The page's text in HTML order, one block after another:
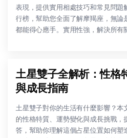
表現，提供實用相處技巧和常見問題
行榜，幫助您全面了解摩羯座，無論
都能得心應手。實用性強，解決所有
土星雙子全解析：性格
與成長指南
土星雙子對你的生活有什麼影響？本
的性格特質、運勢變化與成長挑戰，
答，幫助你理解這個占星位置如何塑